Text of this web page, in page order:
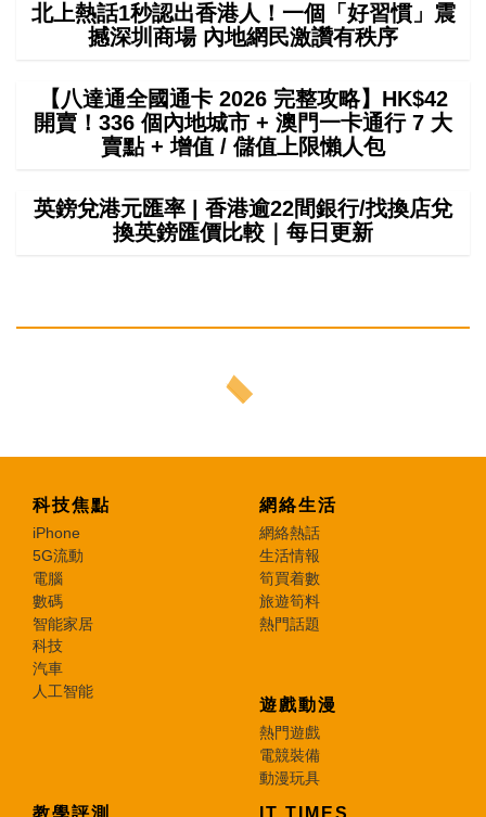
北上熱話1秒認出香港人！一個「好習慣」震
撼深圳商場 內地網民激讚有秩序
【八達通全國通卡 2026 完整攻略】HK$42
開賣！336 個內地城市 + 澳門一卡通行 7 大
賣點 + 增值 / 儲值上限懶人包
英鎊兌港元匯率 | 香港逾22間銀行/找換店兌
換英鎊匯價比較｜每日更新
科技焦點
iPhone
5G流動
電腦
數碼
智能家居
科技
汽車
人工智能
網絡生活
網絡熱話
生活情報
筍買着數
旅遊筍料
熱門話題
遊戲動漫
熱門遊戲
電競裝備
動漫玩具